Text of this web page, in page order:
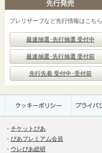
プレリザーブなど先行情報はこちら
最速抽選･先行抽選 受付中
最速抽選･先行抽選 受付前
先行先着 受付中･受付前
・ チケットぴあ
・ ぴあプレミアム会員
・ ウレぴあ総研